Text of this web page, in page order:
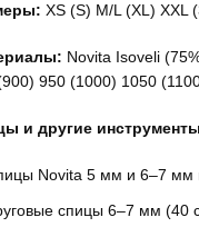
XS (S) M/L (XL) XXL
Novita Isoveli
950 (1000) 1050
и другие
Novita 5 мм и 6–7 мм
спицы 6–7 мм (40